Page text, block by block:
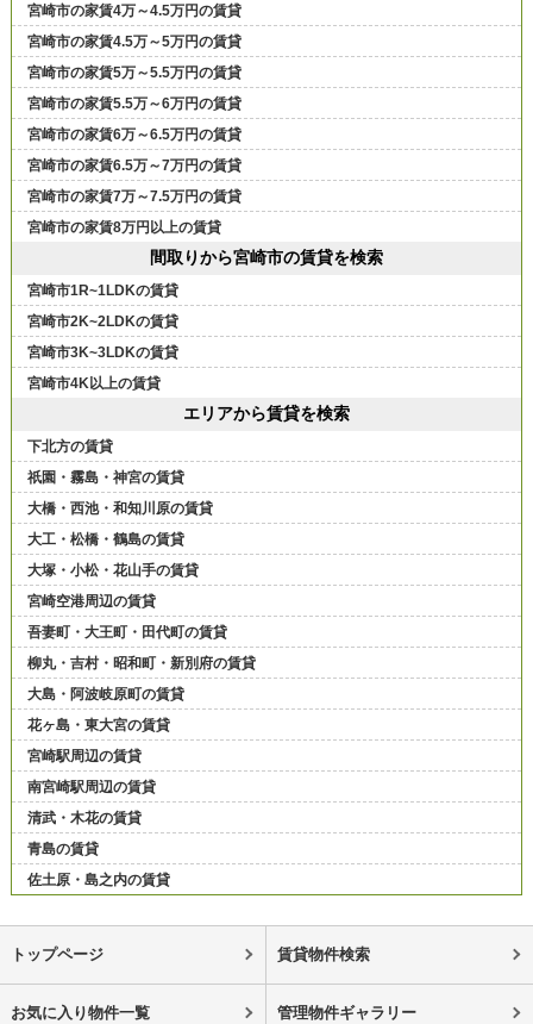
宮崎市の家賃4万～4.5万円の賃貸
宮崎市の家賃4.5万～5万円の賃貸
宮崎市の家賃5万～5.5万円の賃貸
宮崎市の家賃5.5万～6万円の賃貸
宮崎市の家賃6万～6.5万円の賃貸
宮崎市の家賃6.5万～7万円の賃貸
宮崎市の家賃7万～7.5万円の賃貸
宮崎市の家賃8万円以上の賃貸
間取りから宮崎市の賃貸を検索
宮崎市1R~1LDKの賃貸
宮崎市2K~2LDKの賃貸
宮崎市3K~3LDKの賃貸
宮崎市4K以上の賃貸
エリアから賃貸を検索
下北方の賃貸
祇園・霧島・神宮の賃貸
大橋・西池・和知川原の賃貸
大工・松橋・鶴島の賃貸
大塚・小松・花山手の賃貸
宮崎空港周辺の賃貸
吾妻町・大王町・田代町の賃貸
柳丸・吉村・昭和町・新別府の賃貸
大島・阿波岐原町の賃貸
花ヶ島・東大宮の賃貸
宮崎駅周辺の賃貸
南宮崎駅周辺の賃貸
清武・木花の賃貸
青島の賃貸
佐土原・島之内の賃貸
トップページ 賃貸物件検索
お気に入り物件一覧 管理物件ギャラリー